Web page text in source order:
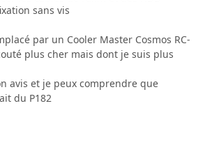
sans vis
par un Cooler Master Cosmos RC-
plus cher mais dont je suis plus
avis et je peux comprendre que
du P182